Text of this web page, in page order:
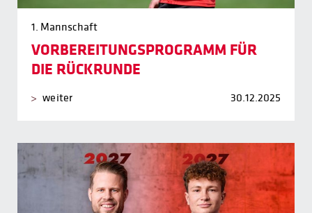
1. Mannschaft
VORBEREITUNGSPROGRAMM FÜR
DIE RÜCKRUNDE
weiter 30.12.2025